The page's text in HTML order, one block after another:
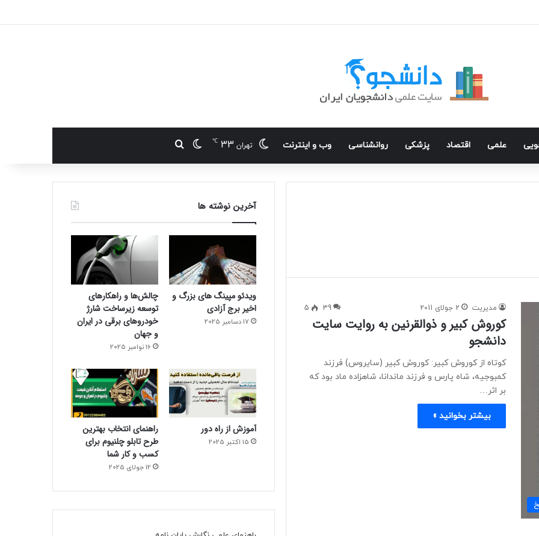
علمی اقتصاد پزشکی روانشناسی وب و اینترنت تهران 33
℃ تغییر پوسته
جستجو برای
مدیریت 2 جولای 2011 39
5
کوروش کبیر و ذوالقرنین به روایت سایت
دانشجو
کوتاه از کوروش کبیر: کوروش کبیر (سایروس) فرزند
کمبوجیه، شاه پارس و فرزند ماندانا، شاهزاده ماد بود که
بر اثر…
بیشتر بخوانید »
آخرین نوشته ها
ویدئو مپینگ های بزرگ و
اخیر برج آزادی
17 دسامبر 2025
چالش‌ها و راهکارهای
توسعه زیرساخت شارژ
خودروهای برقی در ایران
و جهان
16 نوامبر 2025
آموزش از راه دور
15 اکتبر 2025
راهنمای انتخاب بهترین
طرح تابلو چلنیوم برای
کسب و کار شما
12 جولای 2025